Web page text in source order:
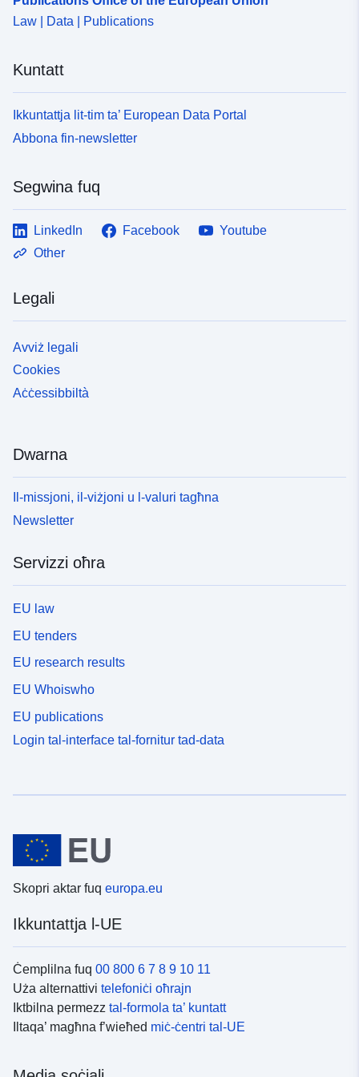
Law | Data | Publications
Kuntatt
Ikkuntattja lit-tim ta’ European Data Portal
Abbona fin-newsletter
Segwina fuq
LinkedIn Facebook
Youtube
Other
Legali
Avviż legali
Cookies
Aċċessibbiltà
Dwarna
Il-missjoni, il-viżjoni u l-valuri tagħna
Newsletter
Servizzi oħra
EU law
EU tenders
EU research results
EU Whoiswho
EU publications
Login tal-interface tal-fornitur tad-data
Skopri aktar fuq europa.eu
Ikkuntattja l-UE
Ċemplilna fuq 00 800 6 7 8 9 10 11
Uża alternattivi telefoniċi oħrajn
Iktbilna permezz tal-formola ta’ kuntatt
Iltaqa’ magħna f’wieħed miċ-ċentri tal-UE